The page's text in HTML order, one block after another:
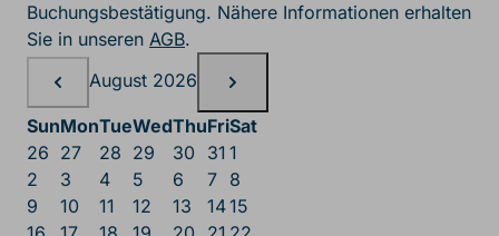
Buchungsbestätigung. Nähere Informationen erhalten
Sie in unseren AGB.
Belegungskalender,
August 2026
SunMonTueWedThuFriSat
26 27 28 29 30 31 1
2
3 4 5 6 7 8
9
10 11 12 13 1415